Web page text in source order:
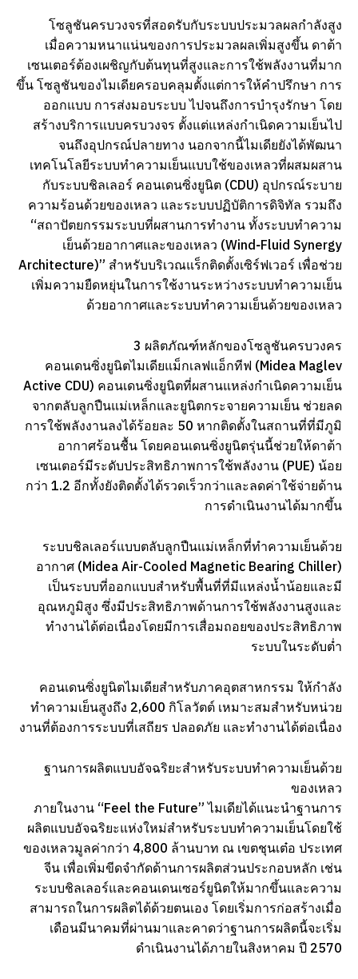
โซลูชันครบวงจรที่สอดรับกับระบบประมวลผลกำลังสูง
เมื่อความหนาแน่นของการประมวลผลเพิ่มสูงขึ้น ดาต้า
เซนเตอร์ต้องเผชิญกับต้นทุนที่สูงและการใช้พลังงานที่มาก
ขึ้น โซลูชันของไมเดียครอบคลุมตั้งแต่การให้คำปรึกษา การ
ออกแบบ การส่งมอบระบบ ไปจนถึงการบำรุงรักษา โดย
สร้างบริการแบบครบวงจร ตั้งแต่แหล่งกำเนิดความเย็นไป
จนถึงอุปกรณ์ปลายทาง นอกจากนี้ไมเดียยังได้พัฒนา
เทคโนโลยีระบบทำความเย็นแบบใช้ของเหลวที่ผสมผสาน
กับระบบชิลเลอร์ คอนเดนซิ่งยูนิต (CDU) อุปกรณ์ระบาย
ความร้อนด้วยของเหลว และระบบปฏิบัติการดิจิทัล รวมถึง
“สถาปัตยกรรมระบบที่ผสานการทำงาน ทั้งระบบทำความ
เย็นด้วยอากาศและของเหลว (Wind‑Fluid Synergy
Architecture)” สำหรับบริเวณแร็กติดตั้งเซิร์ฟเวอร์ เพื่อช่วย
เพิ่มความยืดหยุ่นในการใช้งานระหว่างระบบทำความเย็น
ด้วยอากาศและระบบทำความเย็นด้วยของเหลว
3 ผลิตภัณฑ์หลักของโซลูชันครบวงคร
คอนเดนซิ่งยูนิตไมเดียแม็กเลฟแอ็กทีฟ (Midea Maglev
Active CDU) คอนเดนซิ่งยูนิตที่ผสานแหล่งกำเนิดความเย็น
จากตลับลูกปืนแม่เหล็กและยูนิตกระจายความเย็น ช่วยลด
การใช้พลังงานลงได้ร้อยละ 50 หากติดตั้งในสถานที่ที่มีภูมิ
อากาศร้อนชื้น โดยคอนเดนซิ่งยูนิตรุ่นนี้ช่วยให้ดาต้า
เซนเตอร์มีระดับประสิทธิภาพการใช้พลังงาน (PUE) น้อย
กว่า 1.2 อีกทั้งยังติดตั้งได้รวดเร็วกว่าและลดค่าใช้จ่ายด้าน
การดำเนินงานได้มากขึ้น
ระบบชิลเลอร์แบบตลับลูกปืนแม่เหล็กที่ทำความเย็นด้วย
อากาศ (Midea Air-Cooled Magnetic Bearing Chiller)
เป็นระบบที่ออกแบบสำหรับพื้นที่ที่มีแหล่งน้ำน้อยและมี
อุณหภูมิสูง ซึ่งมีประสิทธิภาพด้านการใช้พลังงานสูงและ
ทำงานได้ต่อเนื่องโดยมีการเสื่อมถอยของประสิทธิภาพ
ระบบในระดับต่ำ
คอนเดนซิ่งยูนิตไมเดียสำหรับภาคอุตสาหกรรม ให้กำลัง
ทำความเย็นสูงถึง 2,600 กิโลวัตต์ เหมาะสมสำหรับหน่วย
งานที่ต้องการระบบที่เสถียร ปลอดภัย และทำงานได้ต่อเนื่อง
ฐานการผลิตแบบอัจฉริยะสำหรับระบบทำความเย็นด้วย
ของเหลว
ภายในงาน “Feel the Future” ไมเดียได้แนะนำฐานการ
ผลิตแบบอัจฉริยะแห่งใหม่สำหรับระบบทำความเย็นโดยใช้
ของเหลวมูลค่ากว่า 4,800 ล้านบาท ณ เขตชุนเต๋อ ประเทศ
จีน เพื่อเพิ่มขีดจำกัดด้านการผลิตส่วนประกอบหลัก เช่น
ระบบชิลเลอร์และคอนเดนเซอร์ยูนิตให้มากขึ้นและความ
สามารถในการผลิตได้ด้วยตนเอง โดยเริ่มการก่อสร้างเมื่อ
เดือนมีนาคมที่ผ่านมาและคาดว่าฐานการผลิตนี้จะเริ่ม
ดำเนินงานได้ภายในสิงหาคม ปี 2570